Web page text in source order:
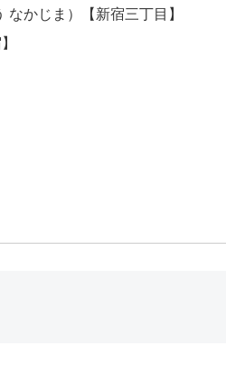
かじま）【新宿三丁目】